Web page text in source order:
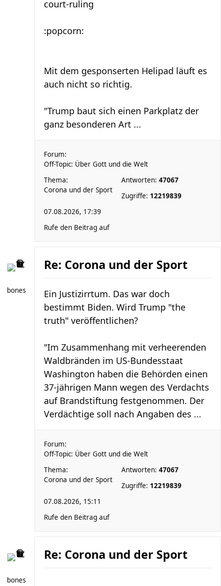
court-ruling
:popcorn:
Mit dem gesponserten Helipad läuft es
auch nicht so richtig.
"Trump baut sich einen Parkplatz der
ganz besonderen Art ...
Forum:
Off-Topic: Über Gott und die Welt
Thema:
Corona und der Sport
Antworten: 47067
Zugriffe: 12219839
07.08.2026, 17:39
Rufe den Beitrag auf
bones
Re: Corona und der Sport
Ein Justizirrtum. Das war doch
bestimmt Biden. Wird Trump "the
truth" veröffentlichen?
"Im Zusammenhang mit verheerenden
Waldbränden im US-Bundesstaat
Washington haben die Behörden einen
37-jährigen Mann wegen des Verdachts
auf Brandstiftung festgenommen. Der
Verdächtige soll nach Angaben des ...
Forum:
Off-Topic: Über Gott und die Welt
Thema:
Corona und der Sport
Antworten: 47067
Zugriffe: 12219839
07.08.2026, 15:11
Rufe den Beitrag auf
bones
Re: Corona und der Sport